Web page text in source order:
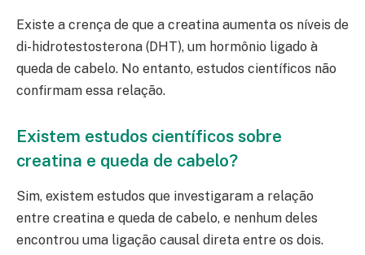
Existe a crença de que a creatina aumenta os níveis de
di-hidrotestosterona (DHT), um hormônio ligado à
queda de cabelo. No entanto, estudos científicos não
confirmam essa relação.
Existem estudos científicos sobre
creatina e queda de cabelo?
Sim, existem estudos que investigaram a relação
entre creatina e queda de cabelo, e nenhum deles
encontrou uma ligação causal direta entre os dois.